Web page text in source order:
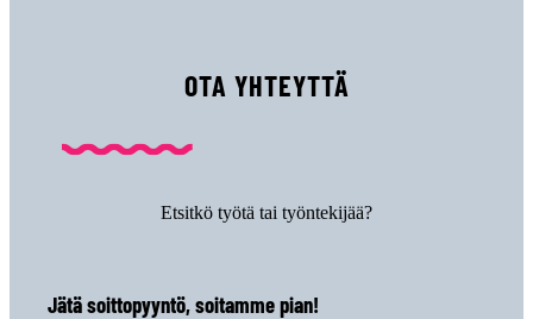
OTA YHTEYTTÄ
Etsitkö työtä tai työntekijää?
Jätä soittopyyntö, soitamme pian!